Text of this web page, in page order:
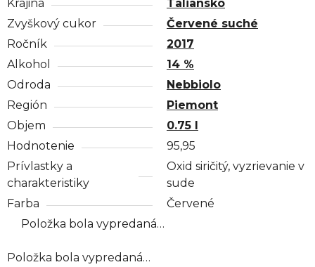
Krajina
Taliansko
Zvyškový cukor
Červené suché
Ročník
2017
Alkohol
14 %
Odroda
Nebbiolo
Región
Piemont
Objem
0.75 l
Hodnotenie
95,95
Prívlastky a
charakteristiky
Oxid siričitý, vyzrievanie v
sude
Farba
Červené
Položka bola vypredaná…
Položka bola vypredaná…